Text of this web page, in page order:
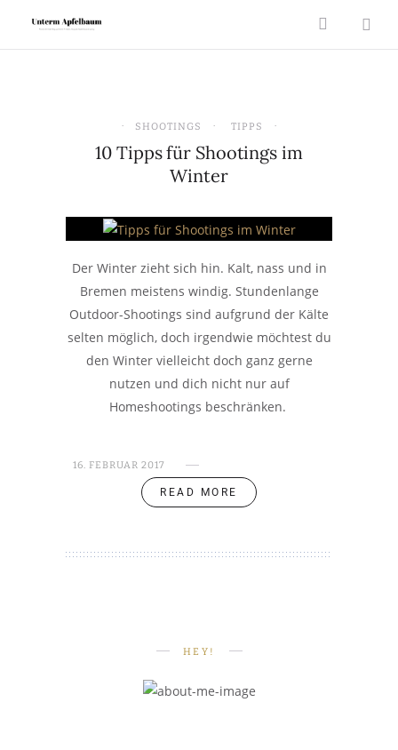
SHOOTINGS TIPPS
10 Tipps für Shootings im
Winter
Der Winter zieht sich hin. Kalt, nass und in
Bremen meistens windig. Stundenlange
Outdoor-Shootings sind aufgrund der Kälte
selten möglich, doch irgendwie möchtest du
den Winter vielleicht doch ganz gerne
nutzen und dich nicht nur auf
Homeshootings beschränken.
16. FEBRUAR 2017
READ MORE
HEY!